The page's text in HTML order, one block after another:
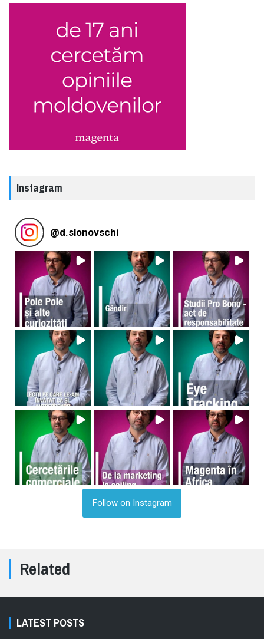
Instagram
@d.slonovschi
Follow on Instagram
Related
LATEST POSTS